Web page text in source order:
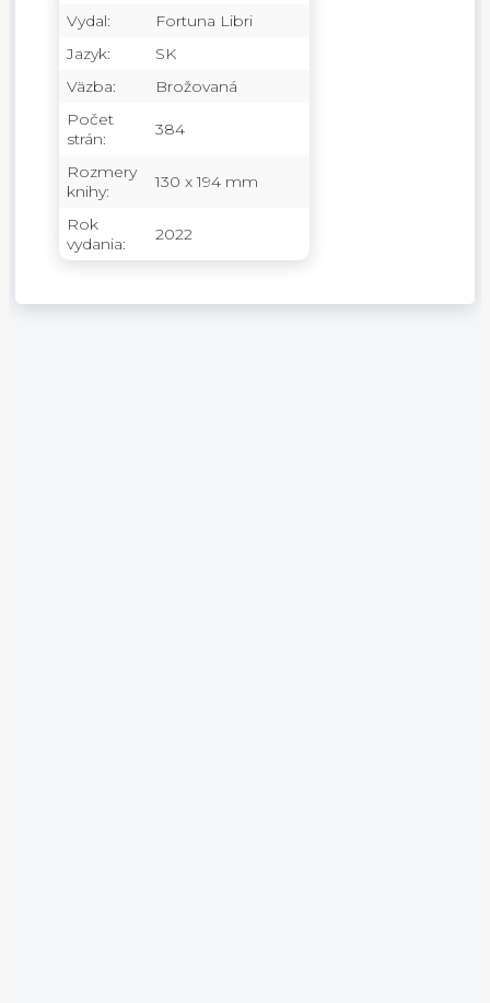
Vydal:
Fortuna Libri
Jazyk:
SK
Väzba:
Brožovaná
Počet
strán:
384
Rozmery
knihy:
130 x 194 mm
Rok
vydania:
2022